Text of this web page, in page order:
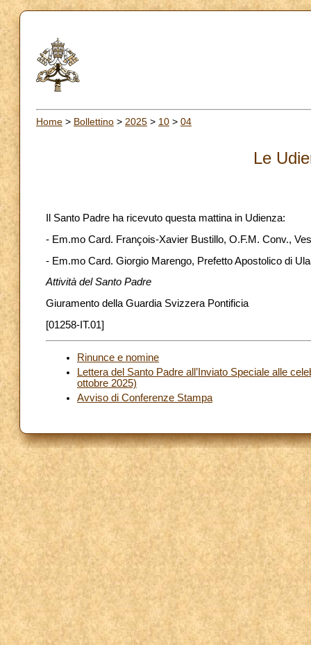
Home > Bollettino > 2025 > 10 > 04
Le
Il Santo Padre ha ricevuto questa mattina in Udienza:
- Em.mo Card. François-Xavier Bustillo, O.F.M. Conv.,
- Em.mo Card. Giorgio Marengo, Prefetto Apostolico di
Attività del Santo Padre
Giuramento della Guardia Svizzera Pontificia
[01258-IT.01]
Rinunce e nomine
Lettera del Santo Padre all’Inviato Speciale alle
ottobre 2025)
Avviso di Conferenze Stampa